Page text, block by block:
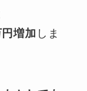
増加 しま